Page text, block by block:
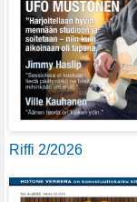
Riffi 2/2026